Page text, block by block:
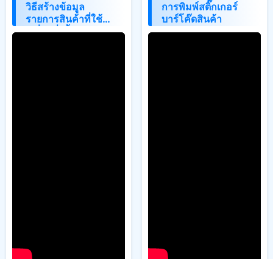
วิธีสร้างข้อมูล
รายการสินค้าที่ใช้กับ
เครื่องชั่งน้ำหนักแบบ
การพิมพ์สติ๊กเกอร์
บาร์โค๊ดสินค้า